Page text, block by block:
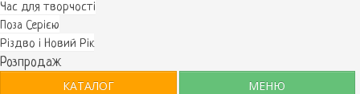
Час для творчості
Поза Серією
Різдво і Новий Рік
Розпродаж
КАТАЛОГ
МЕНЮ